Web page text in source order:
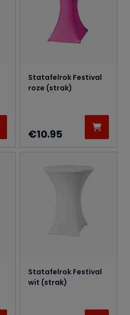
Statafelrok Festival
roze (strak)
€10.95
Statafelrok Festival
wit (strak)